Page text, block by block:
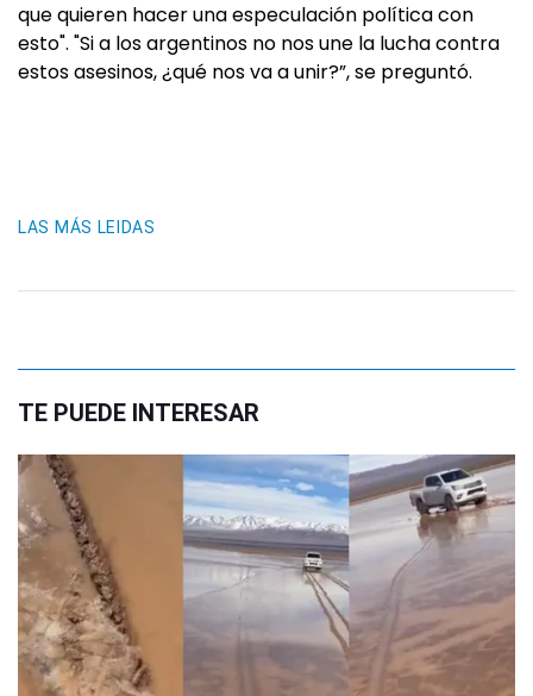
que quieren hacer una especulación política con
esto". "Si a los argentinos no nos une la lucha contra
estos asesinos, ¿qué nos va a unir?”, se preguntó.
LAS MÁS LEIDAS
TE PUEDE INTERESAR